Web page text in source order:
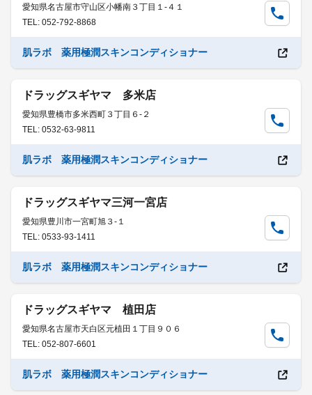
愛知県名古屋市守山区小幡南３丁目１-４１
TEL: 052-792-8868
肌ラボ 薬用極潤スキンコンディショナー
ドラッグスギヤマ 多米店
愛知県豊橋市多米西町３丁目６-２
TEL: 0532-63-9811
肌ラボ 薬用極潤スキンコンディショナー
ドラッグスギヤマ三河一宮店
愛知県豊川市一宮町旭３-１
TEL: 0533-93-1411
肌ラボ 薬用極潤スキンコンディショナー
ドラッグスギヤマ 植田店
愛知県名古屋市天白区元植田１丁目９０６
TEL: 052-807-6601
肌ラボ 薬用極潤スキンコンディショナー